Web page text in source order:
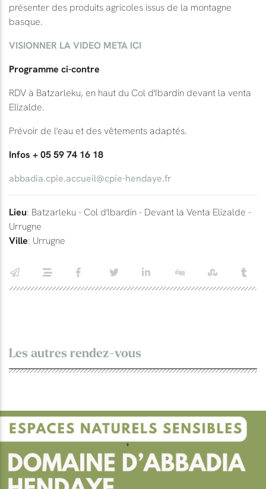
présenter des produits agricoles issus de la montagne
basque.
VISIONNER LA VIDEO META ICI
Programme ci-contre
RDV à Batzarleku, en haut du Col d'Ibardin devant la venta
Elizalde.
Prévoir de l'eau et des vêtements adaptés.
Infos + 05 59 74 16 18
abbadia.cpie.accueil@cpie-hendaye.fr
Lieu: Batzarleku - Col d'Ibardin - Devant la Venta Elizalde -
Urrugne
Ville: Urrugne
Les autres rendez-vous